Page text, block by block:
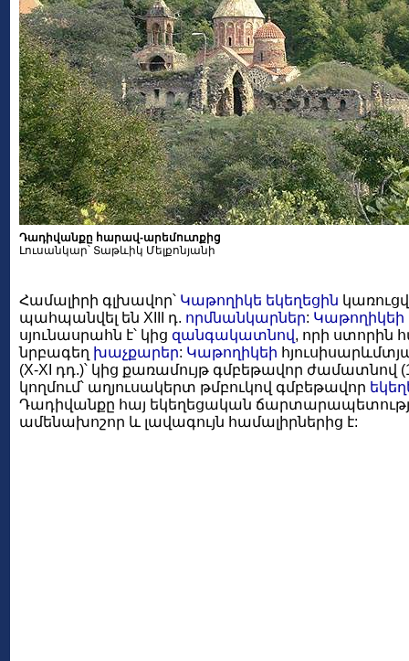
Դադիվանքը հարավ-արեմուտքից
Լուսանկար՝ Տաթևիկ Մելքոնյանի
Համալիրի գլխավոր՝ Կաթողիկե եկեղեցին
պահպանվել են XIII դ. որմնանկարներ: Կաթողիկեի
սյունասրահն է՝ կից զանգակատնով, որի ստորին
նրբագեղ խաչքարեր: Կաթողիկեի
(X-XI դդ.)՝ կից քառամույթ գմբեթավոր ժամատնով
կողմում՝ աղյուսակերտ թմբուկով գմբեթավոր
Դադիվանքը հայ եկեղեցական
ամենախոշոր և լավագույն համալիրներից է: